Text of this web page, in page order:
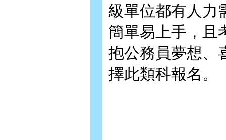
級單位都有人力
簡單易上手，且
抱公務員夢想、
擇此類科報名。